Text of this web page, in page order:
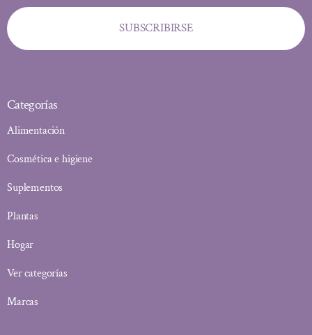
SUBSCRIBIRSE
Categorías
Alimentación
Cosmética e higiene
Suplementos
Plantas
Hogar
Ver categorías
Marcas